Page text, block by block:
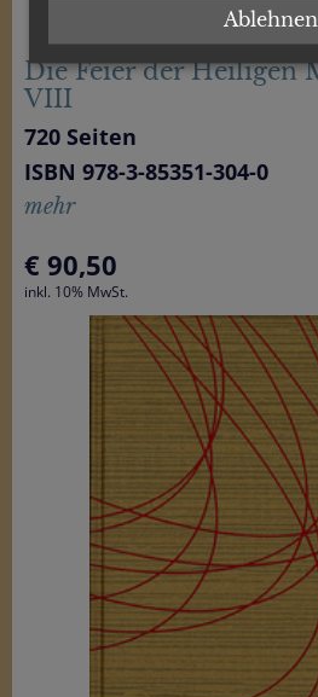
Die Feier der Heiligen
VIII
720 Seiten
ISBN 978-3-85351-304-0
mehr
€ 90,50
inkl. 10% MwSt.
Ablehnen